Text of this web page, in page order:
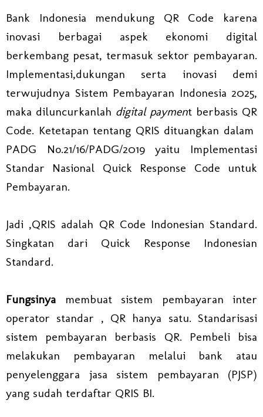
Bank Indonesia mendukung QR Code karena
inovasi berbagai aspek ekonomi digital
berkembang pesat, termasuk sektor pembayaran.
Implementasi,dukungan serta inovasi demi
terwujudnya Sistem Pembayaran Indonesia 2025,
maka diluncurkanlah digital payment berbasis QR
Code. Ketetapan tentang QRIS dituangkan dalam
PADG No.21/16/PADG/2019 yaitu Implementasi
Standar Nasional Quick Response Code untuk
Pembayaran.
Jadi ,QRIS adalah QR Code Indonesian Standard.
Singkatan dari Quick Response Indonesian
Standard.
Fungsinya
membuat sistem pembayaran inter
operator standar , QR hanya satu. Standarisasi
sistem pembayaran berbasis QR. Pembeli bisa
melakukan pembayaran melalui bank atau
penyelenggara jasa sistem pembayaran (PJSP)
yang sudah terdaftar QRIS BI.